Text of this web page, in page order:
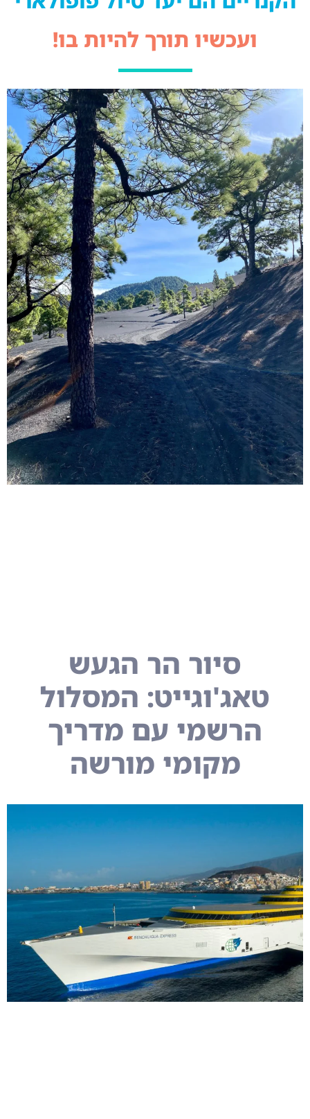
ועכשיו תורך להיות בו!
סיור הר הגעש
טאג'וגייט: המסלול
הרשמי עם מדריך
מקומי מורשה